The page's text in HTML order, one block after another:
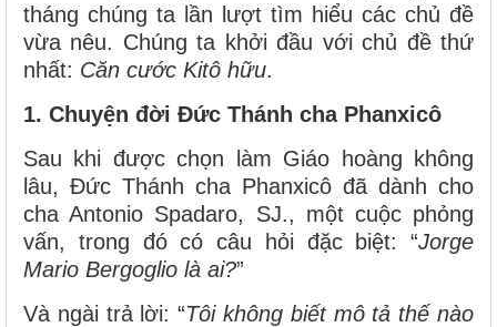
tháng chúng ta lần lượt tìm hiểu các chủ đề
vừa nêu. Chúng ta khởi đầu với chủ đề thứ
nhất: Căn cước Kitô hữu.
1. Chuyện đời Đức Thánh cha Phanxicô
Sau khi được chọn làm Giáo hoàng không
lâu, Đức Thánh cha Phanxicô đã dành cho
cha Antonio Spadaro, SJ., một cuộc phỏng
vấn, trong đó có câu hỏi đặc biệt: “Jorge
Mario Bergoglio là ai?”
Và ngài trả lời: “Tôi không biết mô tả thế nào